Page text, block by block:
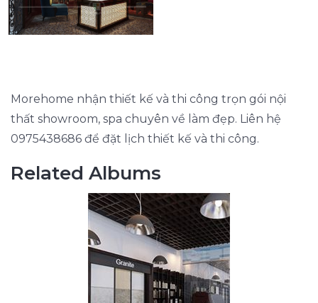
Morehome nhận thiết kế và thi công trọn gói nội
thất showroom, spa chuyên về làm đẹp. Liên hệ
0975438686 để đặt lịch thiết kế và thi công.
Related Albums